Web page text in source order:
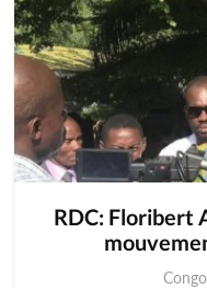
RDC: Floribert